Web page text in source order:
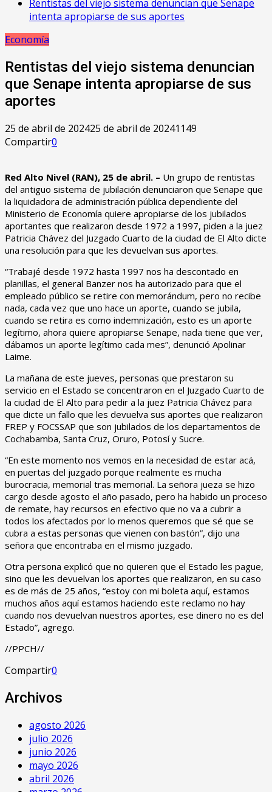
Rentistas del viejo sistema denuncian que Senape
intenta apropiarse de sus aportes
Economía
Rentistas del viejo sistema denuncian
que Senape intenta apropiarse de sus
aportes
25 de abril de 202425 de abril de 20241149
Compartir0
Red Alto Nivel (RAN), 25 de abril. – Un grupo de rentistas
del antiguo sistema de jubilación denunciaron que Senape que
la liquidadora de administración pública dependiente del
Ministerio de Economía quiere apropiarse de los jubilados
aportantes que realizaron desde 1972 a 1997, piden a la juez
Patricia Chávez del Juzgado Cuarto de la ciudad de El Alto dicte
una resolución para que les devuelvan sus aportes.
“Trabajé desde 1972 hasta 1997 nos ha descontado en
planillas, el general Banzer nos ha autorizado para que el
empleado público se retire con memorándum, pero no recibe
nada, cada vez que uno hace un aporte, cuando se jubila,
cuando se retira es como indemnización, esto es un aporte
legítimo, ahora quiere apropiarse Senape, nada tiene que ver,
dábamos un aporte legítimo cada mes”, denunció Apolinar
Laime.
La mañana de este jueves, personas que prestaron su
servicio en el Estado se concentraron en el Juzgado Cuarto de
la ciudad de El Alto para pedir a la juez Patricia Chávez para
que dicte un fallo que les devuelva sus aportes que realizaron
FREP y FOCSSAP que son jubilados de los departamentos de
Cochabamba, Santa Cruz, Oruro, Potosí y Sucre.
“En este momento nos vemos en la necesidad de estar acá,
en puertas del juzgado porque realmente es mucha
burocracia, memorial tras memorial. La señora jueza se hizo
cargo desde agosto el año pasado, pero ha habido un proceso
de remate, hay recursos en efectivo que no va a cubrir a
todos los afectados por lo menos queremos que sé que se
cubra a estas personas que vienen con bastón”, dijo una
señora que encontraba en el mismo juzgado.
Otra persona explicó que no quieren que el Estado les pague,
sino que les devuelvan los aportes que realizaron, en su caso
es de más de 25 años, “estoy con mi boleta aquí, estamos
muchos años aquí estamos haciendo este reclamo no hay
cuando nos devuelvan nuestros aportes, ese dinero no es del
Estado”, agrego.
//PPCH//
Compartir0
Archivos
agosto 2026
julio 2026
junio 2026
mayo 2026
abril 2026